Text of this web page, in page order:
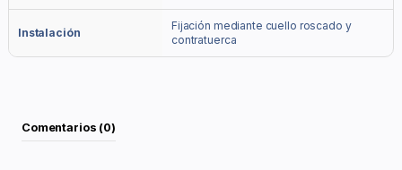
Instalación
Fijación mediante cuello roscado y
contratuerca
Comentarios (0)